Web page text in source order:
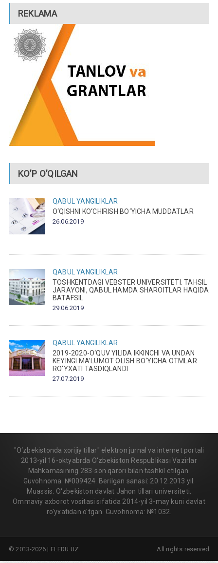
REKLAMA
KO’P O’QILGAN
QABUL
YANGILIKLAR
O‘QISHNI KO‘CHIRISH BO‘YICHA MUDDATLAR
26.06.2019
QABUL
YANGILIKLAR
TOSHKENTDAGI VEBSTER UNIVERSITETI: TAHSIL
JARAYONI, QABUL HAMDA SHAROITLAR HAQIDA
BATAFSIL
29.06.2019
QABUL
YANGILIKLAR
2019-2020-O‘QUV YILIDA IKKINCHI VA UNDAN
KEYINGI MA’LUMOT OLISH BO‘YICHA OTMLAR
RO‘YXATI TASDIQLANDI
27.07.2019
"O‘zbekistonda xorijiy tillar" elektron jurnal va internet portali
2013-yil 16-oktyabrda O‘zbekiston Respublikasi Vazirlar
Mahkamasining 283-son qarori bilan tashkil etilgan.
Guvohnoma: №009424. Berilgan sanasi: 20.12.2013 yil.
Muassis: O‘zbekiston davlat Jahon tillari universiteti.
Ommaviy axborot vositasi sifatida 2014-yil 3-may kuni davlat
ro'yxatidan o'tgan. Guvohnoma: №1032.
All rights reserved
© 2013-2026 | FLEDU.UZ